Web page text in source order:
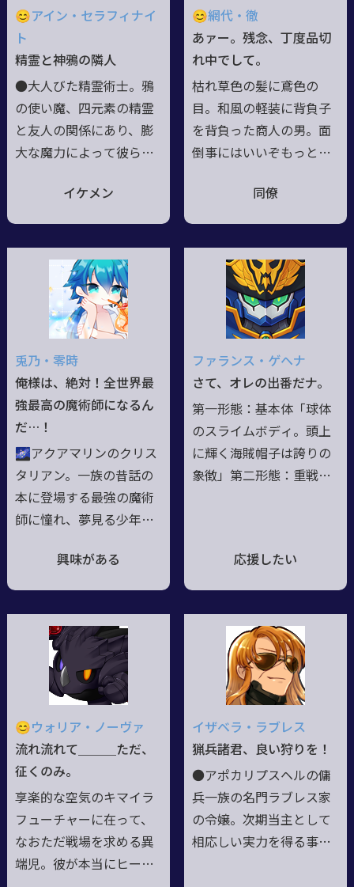
てないが母親が信心深か
った為、祈りの言葉程度
は覚えている 最近、民
ディザスター・セキュリ
メガリスを埋め込んでお
り、左目は眼帯、右腕は
手袋と長袖の服で隠して
た日、年齢は適当なので
😊アイン・セラフィナイ
ト
精霊と神鴉の隣人
●大人びた精霊術士。鴉
の使い魔、四元素の精霊
と友人の関係にあり、膨
大な魔力によって彼らを
近は電脳魔術も学び始め
ている。 ●世界を解き
明かす探求者にして、大
書架に情報を蒐集する観
測者。自身の魔力で作り
上げた図書館に、情報を
魔書として格納してい
る。使い魔の鴉たちが一
緒に管理中。 【真の
ち、青年の姿へ変わる。
イケメン
😊網代・徹
あァー。残念、丁度品切
れ中でして。
枯れ草色の髪に鳶色の
目。和風の軽装に背負子
を背負った商人の男。面
倒事にはいいぞもっとや
えば次には興味を無くし
大したモン出てこないの
で期待はできない。
同僚
兎乃・零時
俺様は、絶対！全世界最
強最高の魔術師になるん
だ…！
🌌アクアマリンのクリス
タリアン。一族の昔話の
本に登場する最強の魔術
師に憧れ、夢見る少年。
で魔法がド下手だった。
り成長し、使える魔術は
かなり増えた 🌠天然な
為よく偽の魔導書を掴ま
される💎膨大な魔力が許
容量を超えると光った
り、宝石の涙を流す。人
との混血な為、宝石部位
肌。髪は青系藍玉、瞳は
水色藍玉👒よく帽子を被
る
興味がある
ファランス・ゲヘナ
さて、オレの出番だナ。
第一形態：基本体「球体
のスライムボディ。頭上
に輝く海賊帽子は誇りの
象徴」第二形態：重戦車
射口」第四形態：単眼巨
えいりあん「私の戦闘力
は53万デス。」//「～
デス」「～くださイ」と
語尾一文字か二文字が
「カタカナ語」になる独
特のイントネーションの
応援したい
😊ウォリア・ノーヴァ
流れ流れて＿＿＿ただ、
征くのみ。
享楽的な空気のキマイラ
フューチャーに在って、
なおただ戦場を求める異
端児。彼が本当にヒーロ
イザベラ・ラブレス
猟兵諸君、良い狩りを！
●アポカリプスヘルの傭
兵一族の名門ラブレス家
の令嬢。次期当主として
相応しい実力を得る事を